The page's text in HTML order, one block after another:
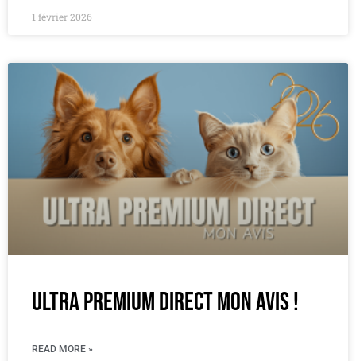
1 février 2026
Ultra Premium Direct mon Avis !
READ MORE »